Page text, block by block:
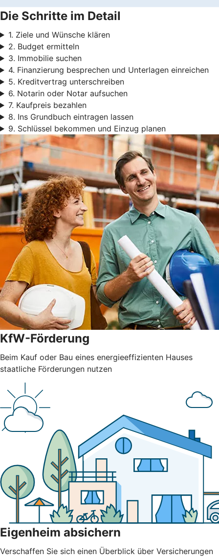
Die Schritte im Detail
1. Ziele und Wünsche klären
2. Budget ermitteln
3. Immobilie suchen
4. Finanzierung besprechen und Unterlagen einreichen
5. Kreditvertrag unterschreiben
6. Notarin oder Notar aufsuchen
7. Kaufpreis bezahlen
8. Ins Grundbuch eintragen lassen
9. Schlüssel bekommen und Einzug planen
KfW-Förderung
Beim Kauf oder Bau eines energieeffizienten Hauses
staatliche Förderungen nutzen
Eigenheim absichern
Verschaffen Sie sich einen Überblick über Versicherungen